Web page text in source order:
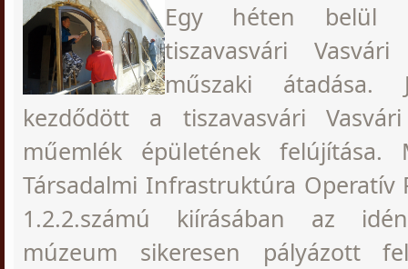
Egy héten belül
tiszavasvári
műszaki átadása.
kezdődött a tiszavasvári
műemlék épületének
Társadalmi Infrastruktúra Operatív
1.2.2.számú kiírásában az
múzeum sikeresen pályázott